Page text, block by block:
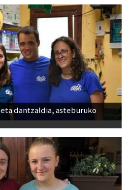
dantzaldia, asteburuko